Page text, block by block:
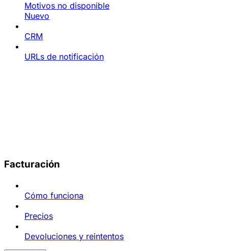
Motivos no disponible
Nuevo
CRM
URLs de notificación
Facturación
Cómo funciona
Precios
Devoluciones y reintentos